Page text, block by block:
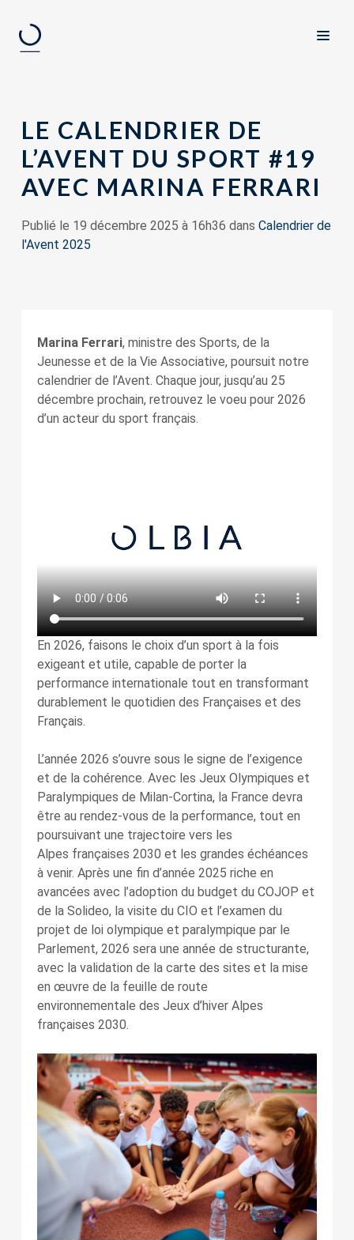
LE CALENDRIER DE
L’AVENT DU SPORT #19
AVEC MARINA FERRARI
Publié le 19 décembre 2025 à 16h36 dans Calendrier de
l'Avent 2025
Marina Ferrari, ministre des Sports, de la
Jeunesse et de la Vie Associative, poursuit notre
calendrier de l’Avent. Chaque jour, jusqu’au 25
décembre prochain, retrouvez le voeu pour 2026
d’un acteur du sport français.
En 2026, faisons le choix d’un sport à la fois
exigeant et utile, capable de porter la
performance internationale tout en transformant
durablement le quotidien des Françaises et des
Français.
L’année 2026 s’ouvre sous le signe de l’exigence
et de la cohérence. Avec les Jeux Olympiques et
Paralympiques de Milan-Cortina, la France devra
être au rendez-vous de la performance, tout en
poursuivant une trajectoire vers les
Alpes françaises 2030 et les grandes échéances
à venir. Après une fin d’année 2025 riche en
avancées avec l’adoption du budget du COJOP et
de la Solideo, la visite du CIO et l’examen du
projet de loi olympique et paralympique par le
Parlement, 2026 sera une année de structurante,
avec la validation de la carte des sites et la mise
en œuvre de la feuille de route
environnementale des Jeux d’hiver Alpes
françaises 2030.